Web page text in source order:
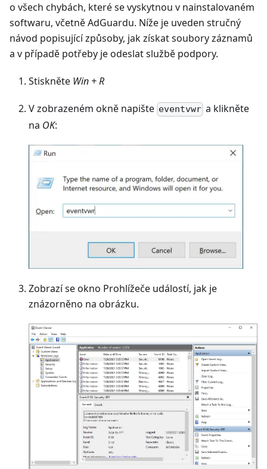
o všech chybách, které se vyskytnou v nainstalovaném
softwaru, včetně AdGuardu. Níže je uveden stručný
návod popisující způsoby, jak získat soubory záznamů
a v případě potřeby je odeslat službě podpory.
Stiskněte Win + R
V zobrazeném okně napište eventvwr a klikněte
na OK:
Zobrazí se okno Prohlížeče událostí, jak je
znázorněno na obrázku.